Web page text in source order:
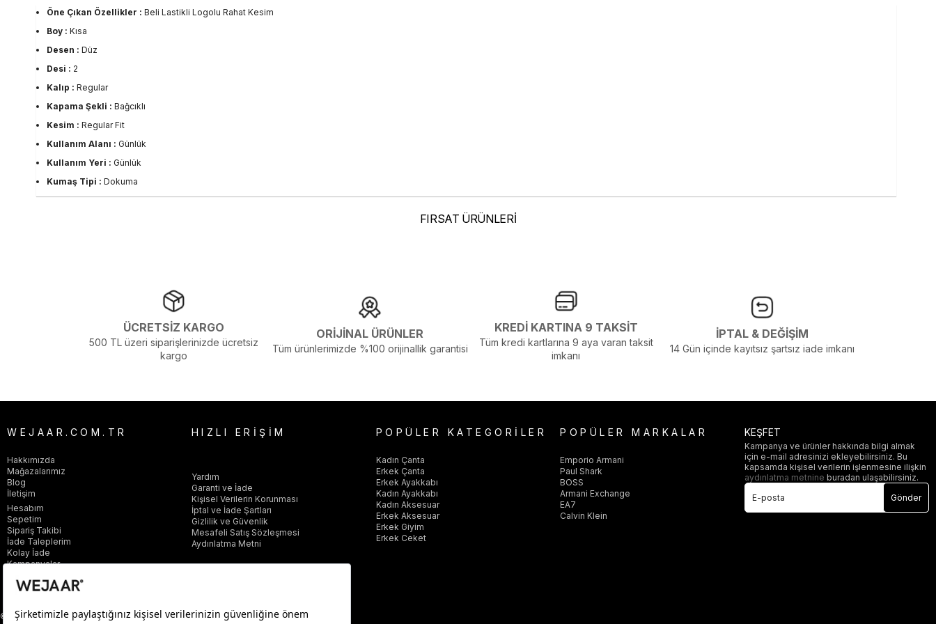
Öne Çıkan Özellikler : Beli Lastikli Logolu Rahat Kesim
Boy : Kısa
Desen : Düz
Desi : 2
Kalıp : Regular
Kapama Şekli : Bağcıklı
Kesim : Regular Fit
Kullanım Alanı : Günlük
Kullanım Yeri : Günlük
Kumaş Tipi : Dokuma
Materyal :%100 Polyester
FIRSAT ÜRÜNLERİ
ÜCRETSİZ KARGO
500 TL üzeri siparişlerinizde ücretsiz
kargo
ORİJİNAL ÜRÜNLER
Tüm ürünlerimizde %100 orijinallik garantisi
KREDİ KARTINA 9 TAKSİT
Tüm kredi kartlarına 9 aya varan taksit
imkanı
İPTAL & DEĞİŞİM
14 Gün içinde kayıtsız şartsız iade imkanı
WEJAAR.COM.TR
Hakkımızda
Mağazalarımız
Blog
İletişim
Hesabım
Sepetim
Sipariş Takibi
İade Taleplerim
Kolay İade
Kampanyalar
HIZLI ERİŞİM
Yardım
Garanti ve İade
Kişisel Verilerin Korunması
İptal ve İade Şartları
Gizlilik ve Güvenlik
Mesafeli Satış Sözleşmesi
Aydınlatma Metni
POPÜLER KATEGORİLER
Kadın Çanta
Erkek Çanta
Erkek Ayakkabı
Kadın Ayakkabı
Kadın Aksesuar
Erkek Aksesuar
Erkek Giyim
Erkek Ceket
POPÜLER MARKALAR
Emporio Armani
Paul Shark
BOSS
Armani Exchange
EA7
Calvin Klein
KEŞFET
Kampanya ve ürünler hakkında bilgi almak
için e-mail adresinizi ekleyebilirsiniz. Bu
kapsamda kişisel verilerin işlenmesine ilişkin
aydınlatma metnineburadan ulaşabilirsiniz.
Gönder
© 2025 wejaar.com.tr. tüm hakları saklıdır.